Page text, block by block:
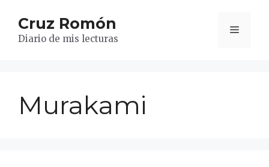
contenido
Cruz Romón
Diario de mis lecturas
Menú
Murakami